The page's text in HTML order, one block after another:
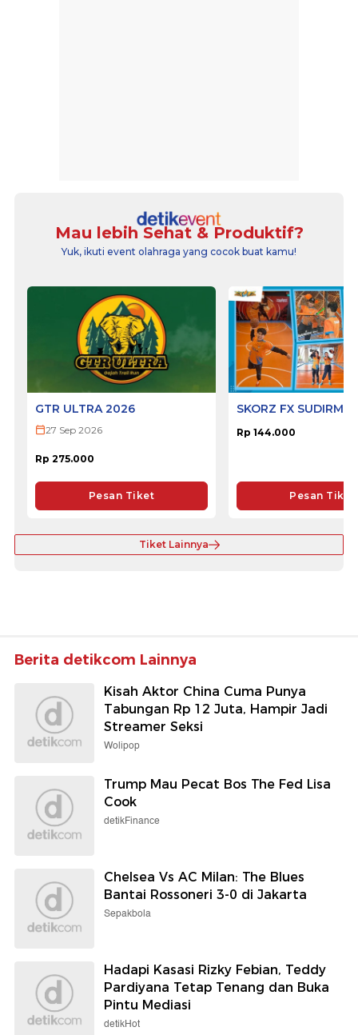
Mau lebih Sehat & Produktif?
Yuk, ikuti event olahraga yang cocok buat kamu!
GTR ULTRA 2026
27 Sep 2026
Rp 275.000
Pesan Tiket
SKORZ FX
Rp 144.000
Pesan Tiket
Tiket Lainnya
Berita detikcom Lainnya
Kisah Aktor China Cuma Punya
Tabungan Rp 12 Juta, Hampir Jadi
Streamer Seksi
Wolipop
Trump Mau Pecat Bos The Fed Lisa
Cook
detikFinance
Chelsea Vs AC Milan: The Blues
Bantai Rossoneri 3-0 di Jakarta
Sepakbola
Hadapi Kasasi Rizky Febian, Teddy
Pardiyana Tetap Tenang dan Buka
Pintu Mediasi
detikHot